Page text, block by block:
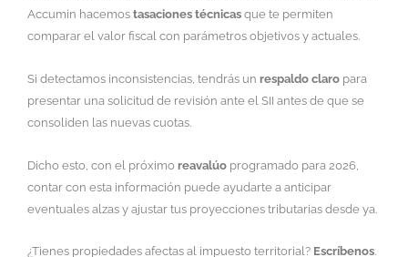
Accumin hacemos tasaciones técnicas que te permiten
comparar el valor fiscal con parámetros objetivos y actuales.
Si detectamos inconsistencias, tendrás un respaldo claro para
presentar una solicitud de revisión ante el SII antes de que se
consoliden las nuevas cuotas.
Dicho esto, con el próximo reavalúo programado para 2026,
contar con esta información puede ayudarte a anticipar
eventuales alzas y ajustar tus proyecciones tributarias desde ya.
¿Tienes propiedades afectas al impuesto territorial? Escríbenos.